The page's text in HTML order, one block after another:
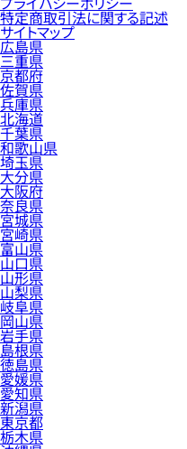
特定商取引法に関する記述
サイトマップ
広島県
三重県
京都府
佐賀県
兵庫県
北海道
千葉県
和歌山県
埼玉県
大分県
大阪府
奈良県
宮城県
宮崎県
富山県
山口県
山形県
山梨県
岐阜県
岡山県
岩手県
島根県
徳島県
愛媛県
愛知県
新潟県
東京都
栃木県